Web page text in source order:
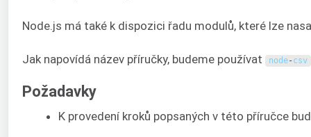
Node.js má také k dispozici řadu modulů, které lze
Jak napovídá název příručky, budeme používat node- csv
Požadavky
K provedení kroků popsaných v této příručce